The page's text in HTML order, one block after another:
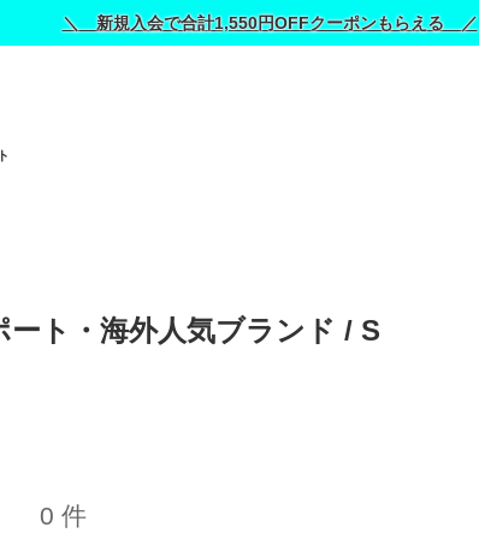
＼ 新規入会で合計1,550円OFFクーポンもらえる ／
ト・海外人気ブランド / S
0 件